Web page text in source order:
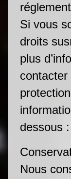
Si vous
droits
plus
dessous :
Nous